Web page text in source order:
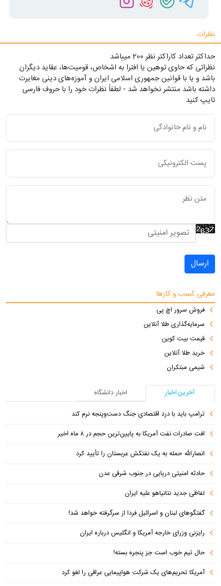
نظرات
حداکثر تعداد کاراکتر نظر 200 ميياشد
نظراتی که حاوی توهین یا افترا به اشخاص، قومیت‌ها، عقاید دیگران
باشد و یا با قوانین جمهوری اسلامی ایران و آموزه‌های دینی مغایرت
داشته باشد منتشر نخواهد شد - لطفاً نظرات خود را با حروف فارسی
تایپ کنید
ارسال
معرفی کسب و کارها
فروش سرور اچ پی
سرمایه‌گذاری طلا آنلاین
قیمت بیت کوین
خرید طلا آنلاین
شیمی مبتکران
آخرین اخبار
اخبار دانشگاه
ترامپ باید با درد اقتصادیِ جنگ دست‌و‌پنجه نرم کند
افت صادرات نفت آمریکا به پایین‌ترین حجم در ۸ ماه اخیر
انصارالله حمله به یک نفتکش عربستان را تأیید کرد
حادثه امنیتی دریایی در جنوب شرقی عدن
لفاظی جدید نتانیاهو علیه ایران
گفتگوهای لبنان و اسرائیل فردا از سرگرفته خواهد شد!
رایزنی وزرای خارجه آمریکا و انگلیس درباره ایران
حال تیم خوب است جز پنجره بسته!
آمریکا تحریم‌های یک شرکت هواپیمایی عراقی را لغو کرد